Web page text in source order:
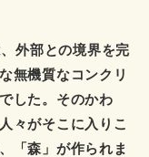
外部との境界を完
無機質なコンクリ
した。そのかわ
々がそこに入りこ
「森」が作られま